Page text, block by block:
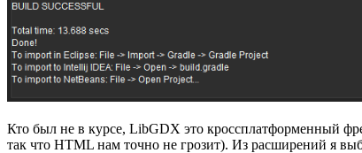
Кто был не в курсе, LibGDX это кроссплатформенный
так что HTML нам точно не грозит). Из расширений я